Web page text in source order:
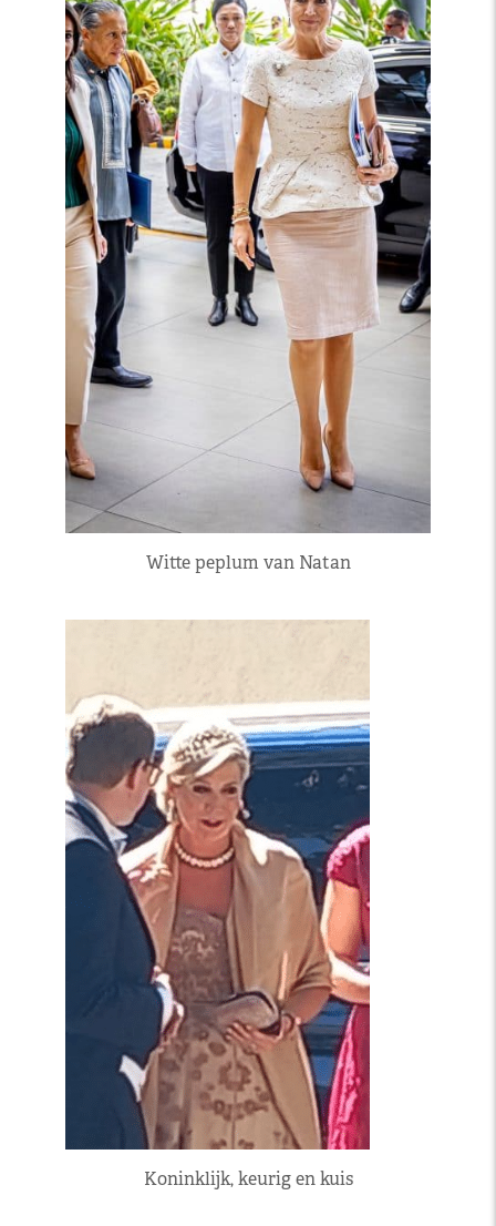
Witte peplum van Natan
Koninklijk, keurig en kuis